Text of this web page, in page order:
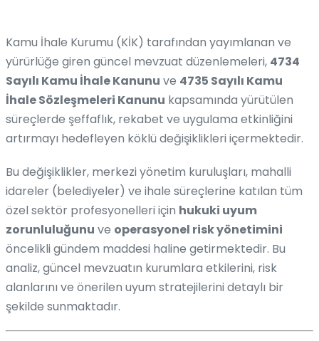
Kamu İhale Kurumu (KİK) tarafından yayımlanan ve
yürürlüğe giren güncel mevzuat düzenlemeleri, 4734
Sayılı Kamu İhale Kanunu ve 4735 Sayılı Kamu
İhale Sözleşmeleri Kanunu kapsamında yürütülen
süreçlerde şeffaflık, rekabet ve uygulama etkinliğini
artırmayı hedefleyen köklü değişiklikleri içermektedir.
Bu değişiklikler, merkezi yönetim kuruluşları, mahalli
idareler (belediyeler) ve ihale süreçlerine katılan tüm
özel sektör profesyonelleri için hukuki uyum
zorunluluğunu ve operasyonel risk yönetimini
öncelikli gündem maddesi haline getirmektedir. Bu
analiz, güncel mevzuatın kurumlara etkilerini, risk
alanlarını ve önerilen uyum stratejilerini detaylı bir
şekilde sunmaktadır.